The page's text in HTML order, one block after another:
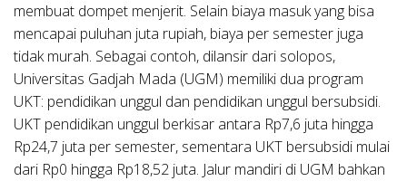
membuat dompet menjerit. Selain biaya masuk yang bisa
mencapai puluhan juta rupiah, biaya per semester juga
tidak murah. Sebagai contoh, dilansir dari solopos,
Universitas Gadjah Mada (UGM) memiliki dua program
UKT: pendidikan unggul dan pendidikan unggul bersubsidi.
UKT pendidikan unggul berkisar antara Rp7,6 juta hingga
Rp24,7 juta per semester, sementara UKT bersubsidi mulai
dari Rp0 hingga Rp18,52 juta. Jalur mandiri di UGM bahkan